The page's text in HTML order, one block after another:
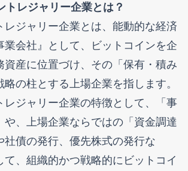
トレジャリー企業とは？
レジャリー企業とは、能動的な経済
業会社』として、ビットコインを企
資産に位置づけ、その「保有・積み
の柱とする上場企業を指します。
レジャリー企業の特徴として、「事
や、上場企業ならではの「資金調達
社債の発行、優先株式の発行な
て、組織的かつ戦略的にビットコイ